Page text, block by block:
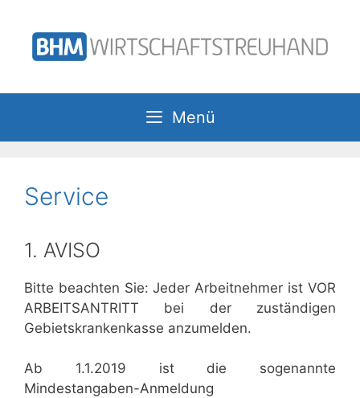
Inhalt
springen
Menü
Service
1. AVISO
Bitte beachten Sie: Jeder Arbeitnehmer ist VOR
ARBEITSANTRITT bei der zuständigen
Gebietskrankenkasse anzumelden.
Ab 1.1.2019 ist die sogenannte
Mindestangaben-Anmeldung